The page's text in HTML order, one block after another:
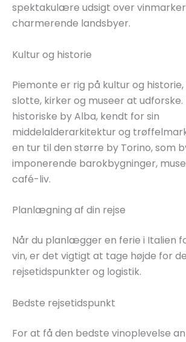
spektakulære udsigt over
charmerende landsbyer.
Kultur og historie
Piemonte er rig på kultur og
slotte, kirker og museer at udforske.
historiske by Alba, kendt for sin
middelalderarkitektur og
en tur til den større by Torino, som
imponerende barokbygninger,
café-liv.
Planlægning af din rejse
Når du planlægger en ferie i Italien
vin, er det vigtigt at tage højde for
rejsetidspunkter og logistik.
Bedste rejsetidspunkt
For at få den bedste vinoplevelse